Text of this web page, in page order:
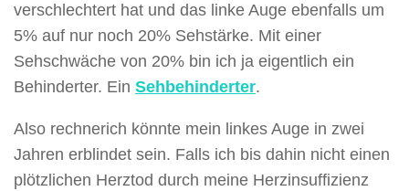
verschlechtert hat und das linke Auge ebenfalls um
5% auf nur noch 20% Sehstärke. Mit einer
Sehschwäche von 20% bin ich ja eigentlich ein
Behinderter. Ein Sehbehinderter.
Also rechnerich könnte mein linkes Auge in zwei
Jahren erblindet sein. Falls ich bis dahin nicht einen
plötzlichen Herztod durch meine Herzinsuffizienz